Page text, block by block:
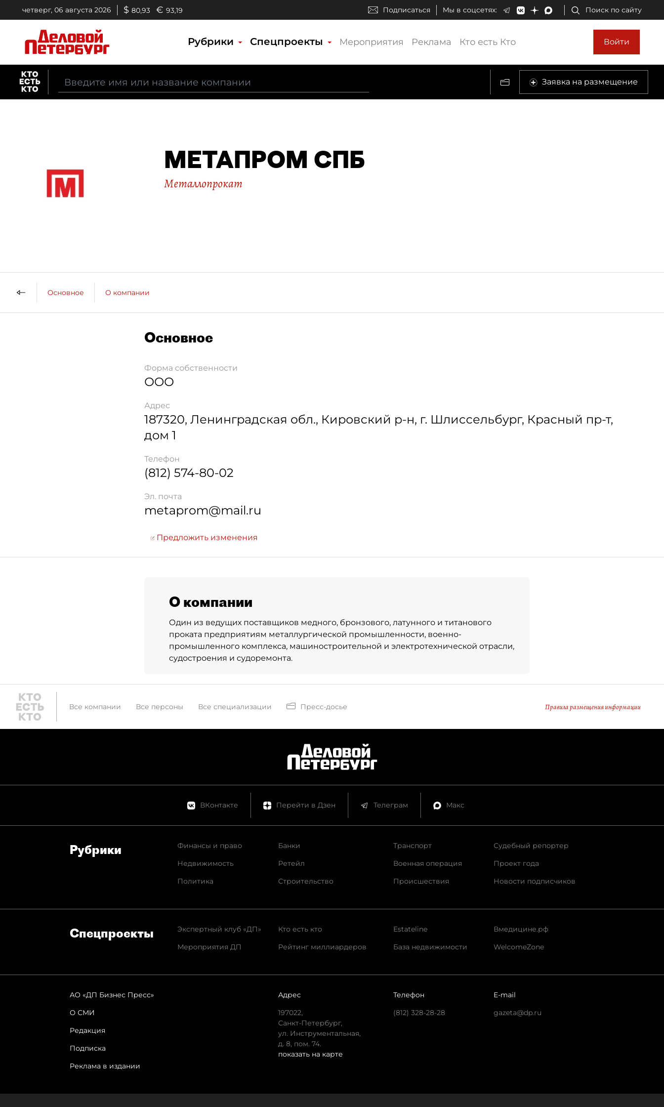
четверг, 06 августа 2026 $ 80,93 € 93,19 Подписаться Мы в соцсетях: Поиск по сайту
Рубрики Спецпроекты Мероприятия Реклама Кто есть Кто Войти
Заявка на размещение
МЕТАПРОМ СПБ
Металлопрокат
Основное О компании
Основное
Форма собственности
ООО
Адрес
187320, Ленинградская обл., Кировский р-н, г. Шлиссельбург, Красный пр-т,
дом 1
Телефон
(812) 574-80-02
Эл. почта
metaprom@mail.ru
Предложить изменения
О компании
Один из ведущих поставщиков медного, бронзового, латунного и титанового
проката предприятиям металлургической промышленности, военно-
промышленного комплекса, машиностроительной и электротехнической отрасли,
судостроения и судоремонта.
Все компании Все персоны Все специализации Пресс-досье Правила размещения информации
ВКонтакте Перейти в Дзен Телеграм Макс
Рубрики
Финансы и право
Недвижимость
Политика
Банки
Ретейл
Строительство
Транспорт
Военная операция
Происшествия
Судебный репортер
Проект года
Новости подписчиков
Спец­проекты
Экспертный клуб «ДП»
Мероприятия ДП
Кто есть кто
Рейтинг миллиардеров
Estateline
База недвижимости
Вмедицине.рф
WelcomeZone
АО «ДП Бизнес Пресс»
О СМИ
Редакция
Подписка
Реклама в издании
Адрес
197022,
Санкт-Петербург,
ул. Инструментальная,
д. 8, пом. 74.
показать на карте
Телефон
(812) 328-28-28
E-mail
gazeta@dp.ru